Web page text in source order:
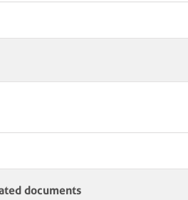
documents